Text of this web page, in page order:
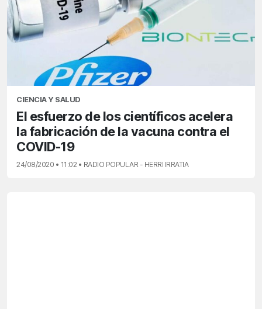
CIENCIA Y SALUD
El esfuerzo de los científicos acelera
la fabricación de la vacuna contra el
COVID-19
24/08/2020 • 11:02 • RADIO POPULAR - HERRI IRRATIA